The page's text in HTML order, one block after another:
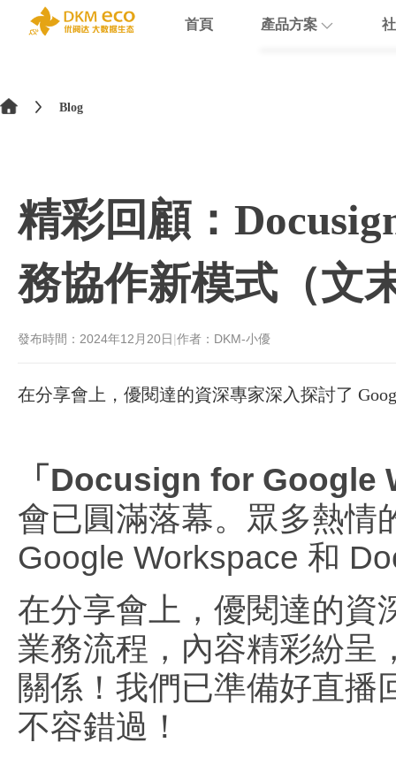
首頁 產品方案
Nextcloud
Sumsub
简体中文Blog
精彩回顧：
務協作新模式（文
發布時間： 2024年12月20日 |作者：DKM-小優
在分享會上，優閱達的資深專家深入探討了
「Docusign for Google
會已圓滿落幕。眾多熱情
Google Workspace 和
在分享會上，優閱達的資
業務流程，內容精彩紛呈
關係！我們已準備好直播
不容錯過！